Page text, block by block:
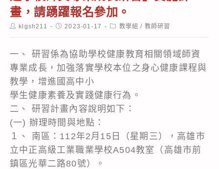
畫，請踴躍報名參加。
Postklgsh211
Post2023-01-17
Post教學組 / 教師研習
一、 研習係為協助學校健康教育相關領域師資
專業成長，加強落實學校本位之身心健康課程與
教學，增進國高中小
學生健康素養及實踐健康行為。
二、 研習計畫內容說明如下：
(一) 辦理時間與地點：
１、 南區：112年2月15日（星期三），高雄市
立中正高級工業職業學校A504教室（高雄市前
鎮區光華二路80號）。